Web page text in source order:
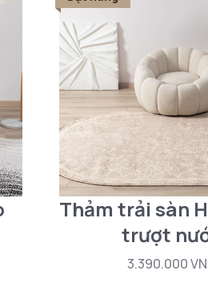
Thảm trải sàn
trượt
3.390.000